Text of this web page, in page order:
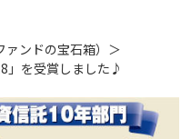
ァンドの宝石箱）＞
」を受賞しました♪